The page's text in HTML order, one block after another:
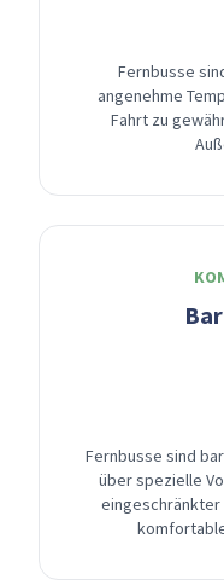
Fernbusse
angenehme
Fahrt zu
Fernbusse sind
über spezielle
eingeschränkter